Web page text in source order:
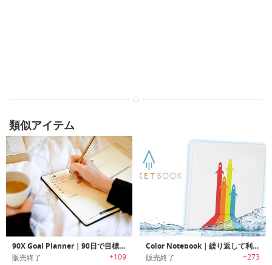
類似アイテム
90X Goal Planner｜90日で目標達成する手帳「90Xゴールプランナー」
販売終了 +109
Color Notebook｜繰り返して利用可能なキッズ向けお絵かきノート「カラーノートブック」
販売終了 +273